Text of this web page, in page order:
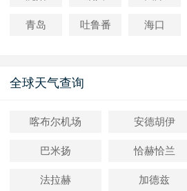
青岛 吐鲁番 海口
全球天气查询
喀布尔机场 安德胡伊
巴米扬 恰赫恰兰
法拉赫 加德兹